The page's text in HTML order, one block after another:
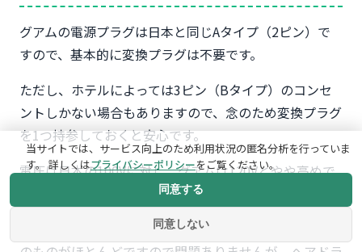
グアムの電源プラグは日本と同じAタイプ（2ピン）で
すので、基本的に変換プラグは不要です。
ただし、ホテルによっては3ピン（Bタイプ）のコンセ
ントしかない場合もありますので、念のため変換プラグ
を1つ持参しておくと安心です。
電圧は日本の100Vに対し、グアムは120Vとやや高めで
スマートフォンやパソコンの充電器は100V〜240V対応
当サイトでは、サービス向上のため利用状況の匿名分析を行っていま
す。 詳しくはプライバシーポリシーをご覧ください。
同意しない
同意する